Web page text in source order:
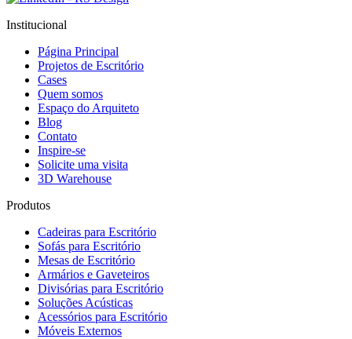
Institucional
Página Principal
Projetos de Escritório
Cases
Quem somos
Espaço do Arquiteto
Blog
Contato
Inspire-se
Solicite uma visita
3D Warehouse
Produtos
Cadeiras para Escritório
Sofás para Escritório
Mesas de Escritório
Armários e Gaveteiros
Divisórias para Escritório
Soluções Acústicas
Acessórios para Escritório
Móveis Externos